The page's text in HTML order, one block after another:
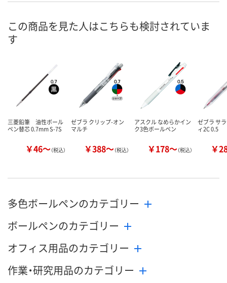
8月7日（金）
この商品を見た人はこちらも検討されていま
す
三菱鉛筆 油性ボール
ペン替芯 0.7mm S-7S
￥46～（税込）
ゼブラ クリップ-オン
マルチ
￥388～（税込）
アスクル なめらかイン
ク3色ボールペン
￥178～（税込）
ゼブラ サ
ィ2C 0.5
￥
多色ボールペンのカテゴリー
ボールペンのカテゴリー
オフィス用品のカテゴリー
作業・研究用品のカテゴリー